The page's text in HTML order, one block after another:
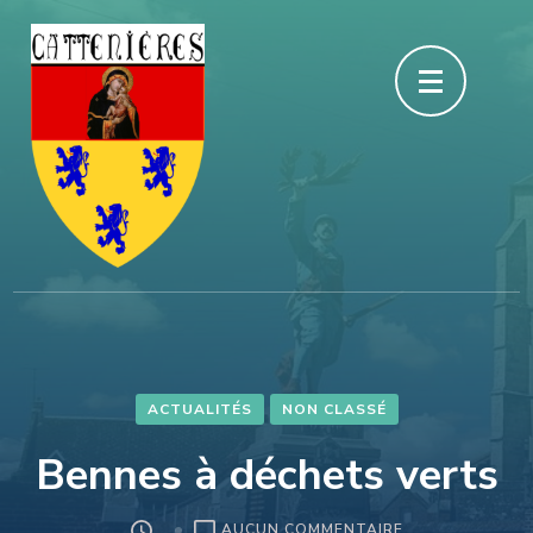
Aller
(Pressez
Entrée)
ACTUALITÉS NON CLASSÉ
Bennes à déchets verts
SUR